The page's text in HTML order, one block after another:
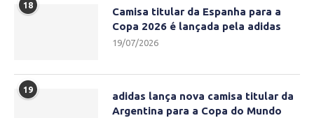
18
Camisa titular da Espanha para a
Copa 2026 é lançada pela adidas
19/07/2026
19
adidas lança nova camisa titular da
Argentina para a Copa do Mundo